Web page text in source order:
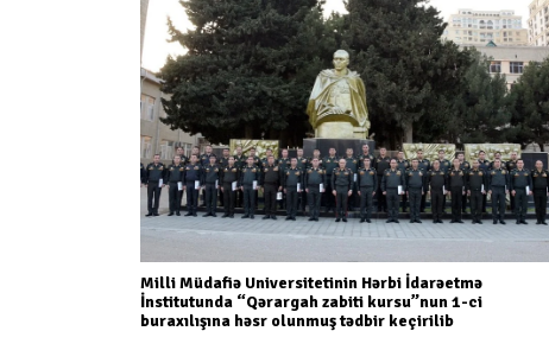
Milli Müdafiə Universitetinin Hərbi İdarəetmə
İnstitutunda “Qərargah zabiti kursu”nun 1-ci
buraxılışına həsr olunmuş tədbir keçirilib